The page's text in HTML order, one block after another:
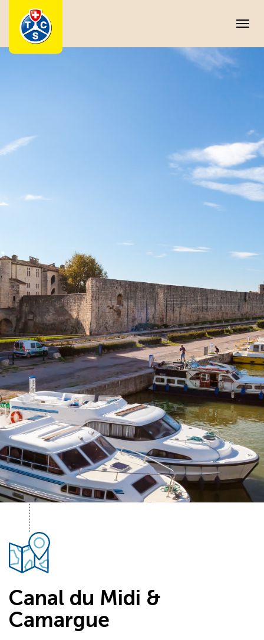
Canal du Midi &
Camargue
Cookie-Einstellungen